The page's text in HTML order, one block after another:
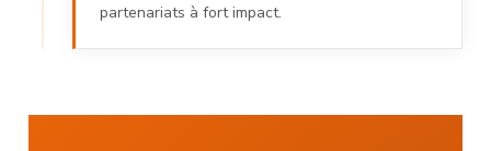
partenariats à fort impact.